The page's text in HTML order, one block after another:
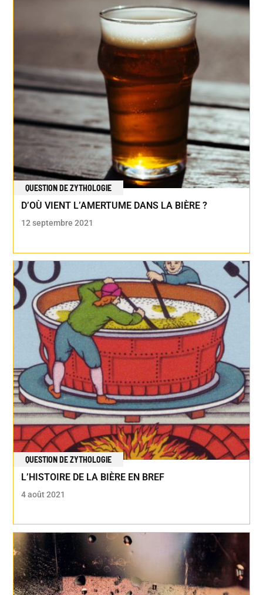
QUESTION DE ZYTHOLOGIE
D’OÙ VIENT L’AMERTUME DANS LA BIÈRE ?
12 septembre 2021
QUESTION DE ZYTHOLOGIE
L’HISTOIRE DE LA BIÈRE EN BREF
4 août 2021